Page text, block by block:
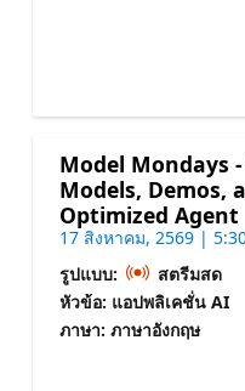
Model Mondays
Models, Demos,
Optimized Agent
17 สิงหาคม, 2569 |
รูปแบบ:
สตรีมสด
หัวข้อ: แอปพลิเคชั่น AI
ภาษา: ภาษาอังกฤษ